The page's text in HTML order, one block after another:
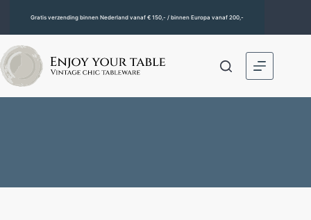
Gratis verzending binnen Nederland vanaf € 150,- / binnen Europa vanaf 200,-